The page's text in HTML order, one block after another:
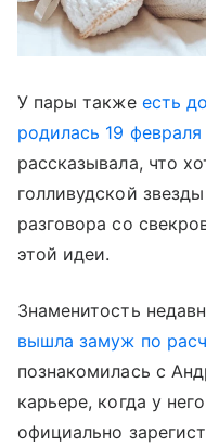
У пары также есть
родилась 19
рассказывала, что
голливудской
разговора со
этой идеи.
Знаменитость
вышла замуж по
познакомилась с
карьере, когда у
официально